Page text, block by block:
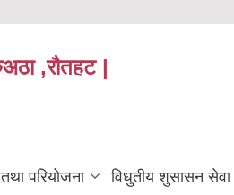
,रौतहट |
परियोजना विधुतीय शुसासन सेवा